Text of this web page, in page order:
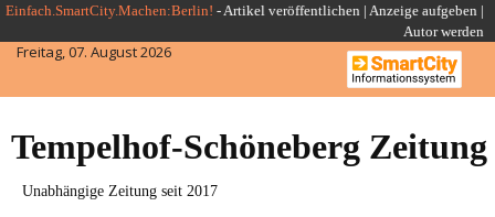
Skip
to
content
Einfach.SmartCity.Machen:Berlin! -Artikel veröffentlichen | Anzeige aufgeben |
Autor werden
Freitag, 07. August 2026
Tempelhof-Schöneberg Zeitung
Unabhängige Zeitung seit 2017